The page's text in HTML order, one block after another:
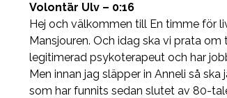
Volontär Ulv – 0:16
Hej och välkommen till En timme för
Mansjouren. Och idag ska vi prata
legitimerad psykoterapeut och har
Men innan jag släpper in Anneli så
som har funnits sedan slutet av 80-